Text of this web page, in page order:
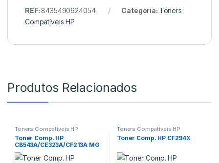
REF:8435490624054 Categoria: Toners
Compatíveis HP
Produtos Relacionados
Toners Compatíveis HP
Toner Comp. HP
CB543A/CE323A/CF213A MG
Toners Compatíveis HP
Toner Comp. HP CF294X